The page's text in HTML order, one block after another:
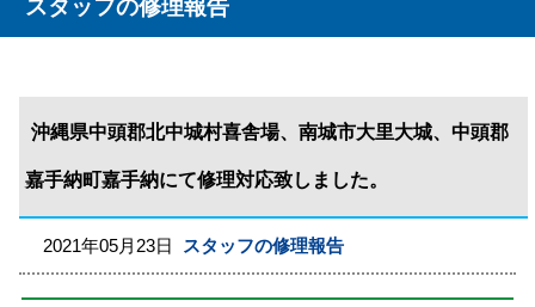
スタッフの修理報告
沖縄県中頭郡北中城村喜舎場、南城市大里大城、中頭郡
嘉手納町嘉手納にて修理対応致しました。
2021年05月23日 スタッフの修理報告